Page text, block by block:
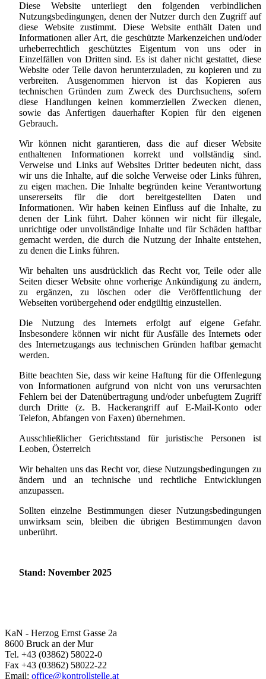
Diese Website unterliegt den folgenden verbindlichen
Nutzungsbedingungen, denen der Nutzer durch den Zugriff auf
diese Website zustimmt. Diese Website enthält Daten und
Informationen aller Art, die geschützte Markenzeichen und/oder
urheberrechtlich geschütztes Eigentum von uns oder in
Einzelfällen von Dritten sind. Es ist daher nicht gestattet, diese
Website oder Teile davon herunterzuladen, zu kopieren und zu
verbreiten. Ausgenommen hiervon ist das Kopieren aus
technischen Gründen zum Zweck des Durchsuchens, sofern
diese Handlungen keinen kommerziellen Zwecken dienen,
sowie das Anfertigen dauerhafter Kopien für den eigenen
Gebrauch.
Wir können nicht garantieren, dass die auf dieser Website
enthaltenen Informationen korrekt und vollständig sind.
Verweise und Links auf Websites Dritter bedeuten nicht, dass
wir uns die Inhalte, auf die solche Verweise oder Links führen,
zu eigen machen. Die Inhalte begründen keine Verantwortung
unsererseits für die dort bereitgestellten Daten und
Informationen. Wir haben keinen Einfluss auf die Inhalte, zu
denen der Link führt. Daher können wir nicht für illegale,
unrichtige oder unvollständige Inhalte und für Schäden haftbar
gemacht werden, die durch die Nutzung der Inhalte entstehen,
zu denen die Links führen.
Wir behalten uns ausdrücklich das Recht vor, Teile oder alle
Seiten dieser Website ohne vorherige Ankündigung zu ändern,
zu ergänzen, zu löschen oder die Veröffentlichung der
Webseiten vorübergehend oder endgültig einzustellen.
Die Nutzung des Internets erfolgt auf eigene Gefahr.
Insbesondere können wir nicht für Ausfälle des Internets oder
des Internetzugangs aus technischen Gründen haftbar gemacht
werden.
Bitte beachten Sie, dass wir keine Haftung für die Offenlegung
von Informationen aufgrund von nicht von uns verursachten
Fehlern bei der Datenübertragung und/oder unbefugtem Zugriff
durch Dritte (z. B. Hackerangriff auf E-Mail-Konto oder
Telefon, Abfangen von Faxen) übernehmen.
Ausschließlicher Gerichtsstand für juristische Personen ist
Leoben, Österreich
Wir behalten uns das Recht vor, diese Nutzungsbedingungen zu
ändern und an technische und rechtliche Entwicklungen
anzupassen.
Sollten einzelne Bestimmungen dieser Nutzungsbedingungen
unwirksam sein, bleiben die übrigen Bestimmungen davon
unberührt.
Stand: November 2025
KaN - Herzog Ernst Gasse 2a
8600 Bruck an der Mur
Tel. +43 (03862) 58022-0
Fax +43 (03862) 58022-22
Email: office@kontrollstelle.at